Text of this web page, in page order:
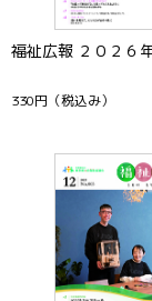
福祉広報 ２０２６
330円 （税込み）